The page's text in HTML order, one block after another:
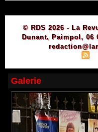
© RDS 2026 - La
Dunant, Paimpol, 06
Galerie